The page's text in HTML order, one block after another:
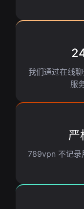
我们通过在线
服
严
789vpn 不记录